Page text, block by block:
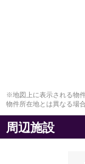
※地図上に表示される物
物件所在地とは異なる場
周辺施設